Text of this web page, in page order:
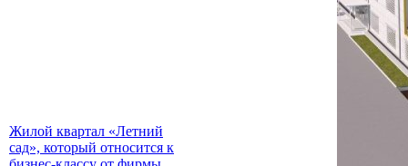
Жилой квартал «Летний
сад», который относится к